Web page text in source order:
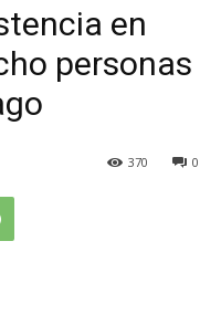
en
personas
0
370